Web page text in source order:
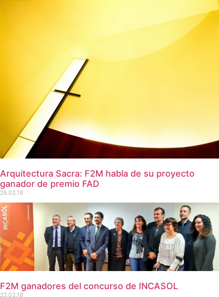
Arquitectura Sacra: F2M habla de su proyecto
ganador de premio FAD
26.02.18
F2M ganadores del concurso de INCASOL
22.02.18